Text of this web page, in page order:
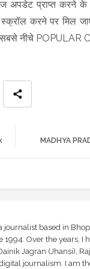
प्राप्त करने के
करने पर मिल
सबसे नीचे
MADHYA
based in
Over the years, I
Jagran (Jhansi),
journalism. I am